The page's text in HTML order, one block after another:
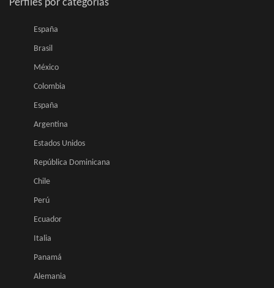
Perfiles por categorias
España
Brasil
México
Colombia
España
Argentina
Estados Unidos
República Dominicana
Chile
Perú
Ecuador
Italia
Panamá
Alemania